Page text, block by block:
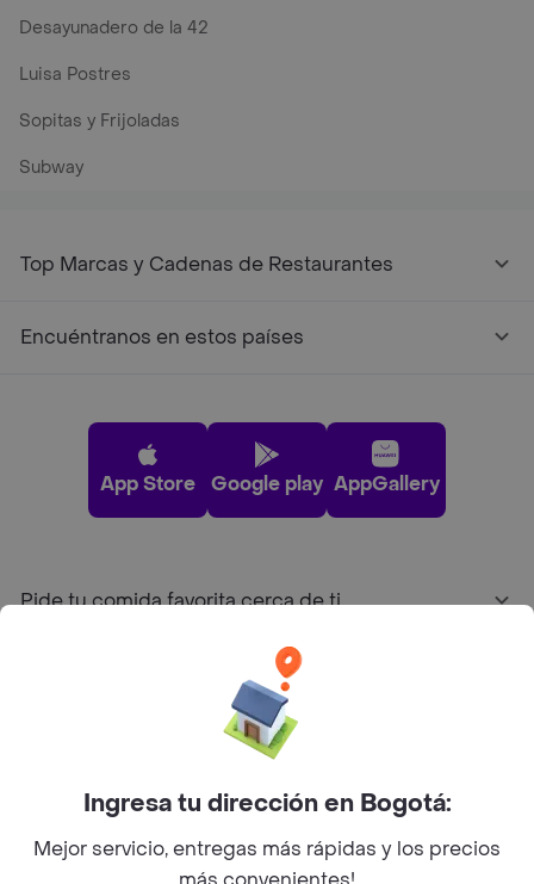
Desayunadero de la 42
Luisa Postres
Sopitas y Frijoladas
Subway
Top Marcas y Cadenas de Restaurantes
Encuéntranos en estos países
App Store Google play AppGallery
Pide tu comida favorita cerca de ti
Sobre RappiIngresa tu dirección en Bogotá:
Mejor servicio, entregas más rápidas y los precios